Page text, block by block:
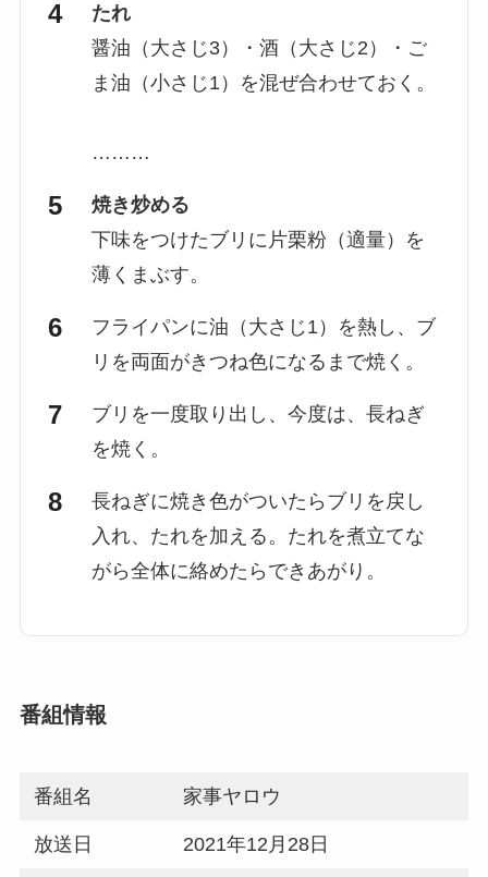
たれ
醤油（大さじ3）・酒（大さじ2）・ご
ま油（小さじ1）を混ぜ合わせておく。
………
焼き炒める
下味をつけたブリに片栗粉（適量）を
薄くまぶす。
フライパンに油（大さじ1）を熱し、ブ
リを両面がきつね色になるまで焼く。
ブリを一度取り出し、今度は、長ねぎ
を焼く。
長ねぎに焼き色がついたらブリを戻し
入れ、たれを加える。たれを煮立てな
がら全体に絡めたらできあがり。
番組情報
番組名 家事ヤロウ
放送日 2021年12月28日